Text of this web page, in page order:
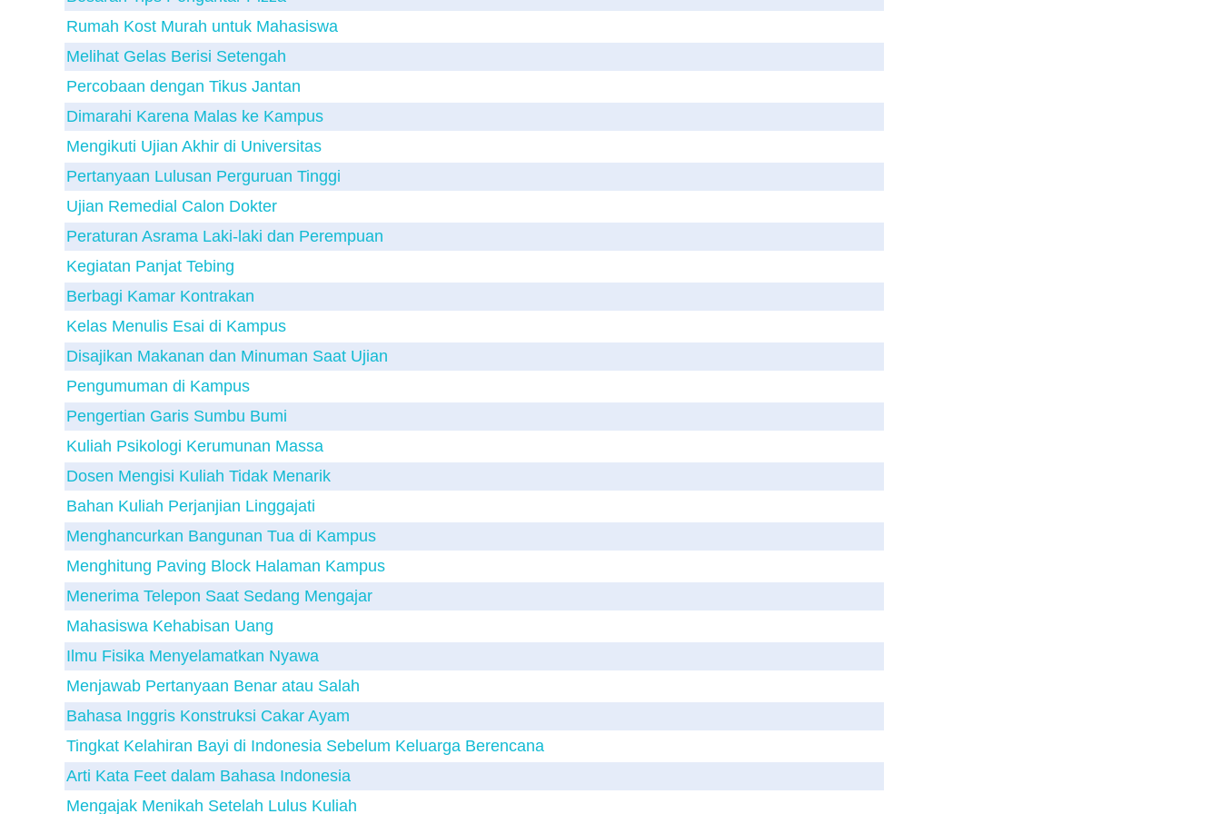
Rumah Kost Murah untuk Mahasiswa
Melihat Gelas Berisi Setengah
Percobaan dengan Tikus Jantan
Dimarahi Karena Malas ke Kampus
Mengikuti Ujian Akhir di Universitas
Pertanyaan Lulusan Perguruan Tinggi
Ujian Remedial Calon Dokter
Peraturan Asrama Laki-laki dan Perempuan
Kegiatan Panjat Tebing
Berbagi Kamar Kontrakan
Kelas Menulis Esai di Kampus
Disajikan Makanan dan Minuman Saat Ujian
Pengumuman di Kampus
Pengertian Garis Sumbu Bumi
Kuliah Psikologi Kerumunan Massa
Dosen Mengisi Kuliah Tidak Menarik
Bahan Kuliah Perjanjian Linggajati
Menghancurkan Bangunan Tua di Kampus
Menghitung Paving Block Halaman Kampus
Menerima Telepon Saat Sedang Mengajar
Mahasiswa Kehabisan Uang
Ilmu Fisika Menyelamatkan Nyawa
Menjawab Pertanyaan Benar atau Salah
Bahasa Inggris Konstruksi Cakar Ayam
Tingkat Kelahiran Bayi di Indonesia Sebelum Keluarga Berencana
Arti Kata Feet dalam Bahasa Indonesia
Mengajak Menikah Setelah Lulus Kuliah